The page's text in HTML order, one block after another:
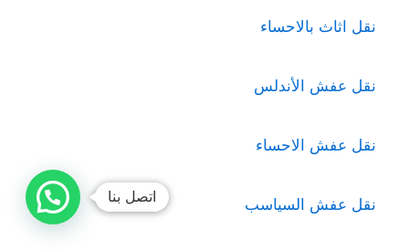
نقل اثاث بالاحساء
نقل عفش الأندلس
نقل عفش الاحساء
نقل عفش السياسب اتصل بنا